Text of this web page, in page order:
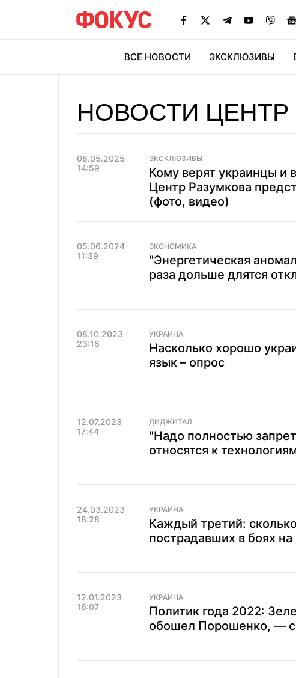
ВСЕ НОВОСТИ ЭКСКЛЮЗИВЫ
НОВОСТИ ЦЕНТР
08.05.2025
14:59
ЭКСКЛЮЗИВЫ
Кому верят украинцы
Центр Разумкова
(фото, видео)
05.06.2024
11:39
ЭКОНОМИКА
"Энергетическая
раза дольше длятся
08.10.2023
23:18
УКРАИНА
Насколько хорошо
язык – опрос
12.07.2023
17:44
ДИДЖИТАЛ
"Надо полностью
относятся к
24.03.2023
18:28
УКРАИНА
Каждый третий:
пострадавших в боях
12.01.2023
16:07
УКРАИНА
Политик года 2022:
обошел Порошенко, —